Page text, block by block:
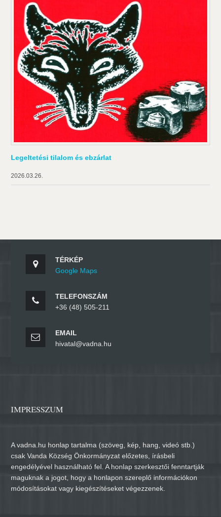
Legeltetési tilalom és ebzárlat
2026.03.26.
TÉRKÉP
Google Maps
TELEFONSZÁM
+36 (48) 505-211
EMAIL
hivatal@vadna.hu
IMPRESSZUM
A vadna.hu honlap tartalma (szöveg, kép, hang, videó stb.)
csak Vanda Község Önkormányzat előzetes, írásbeli
engedélyével használható fel. A honlap szerkesztői fenntartják
maguknak a jogot, hogy a honlapon szereplő információkon
módosításokat vagy kiegészítéseket végezzenek.